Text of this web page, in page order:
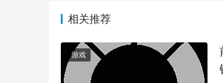
乌鸦的幻影，甚至怕做梦都会梦到。
全没办法花，在战斗中也只能利用弓
相关推荐
游戏